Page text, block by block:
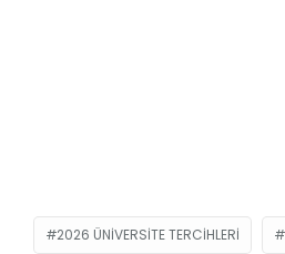
2026 ÜNIVERSITE TERCIHLERI